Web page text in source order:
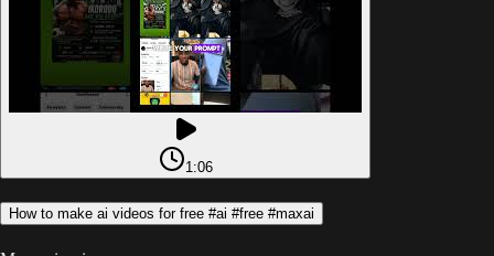
1:06
How to make ai videos for free #ai #free #maxai